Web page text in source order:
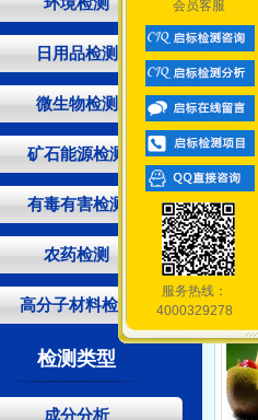
日用品检测
微生物检测
矿石能源检测
有毒有害检测
农药检测
高分子材料检测
检测类型
成分分析
会员客服
服务热线：
4000329278